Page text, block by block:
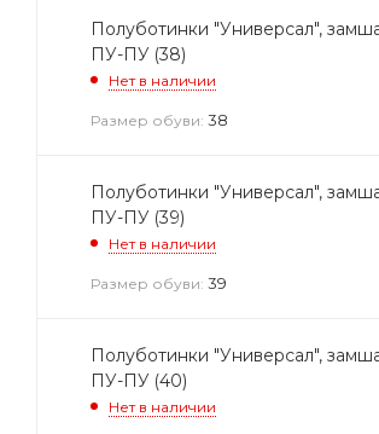
Полуботинки "Универсал",
ПУ-ПУ (38)
Нет в наличии
Размер обуви: 38
Полуботинки "Универсал",
ПУ-ПУ (39)
Нет в наличии
Размер обуви: 39
Полуботинки "Универсал",
ПУ-ПУ (40)
Нет в наличии